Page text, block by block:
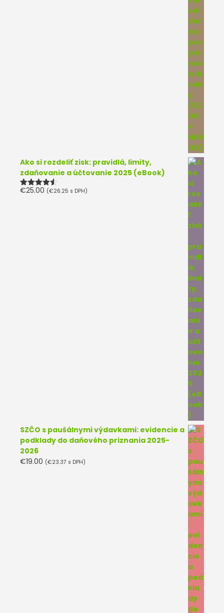
Ako si rozdeliť zisk: pravidlá, limity,
zdaňovanie a účtovanie 2025 (eBook)
Hodnotenie
€25.00 (€26.25 s DPH)
SZČO s paušálnymi výdavkami: evidencie a
podklady do daňového priznania 2025-
2026
€19.00 (€23.37 s DPH)